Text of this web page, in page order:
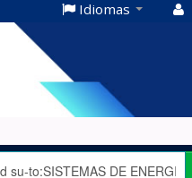
Idiomas